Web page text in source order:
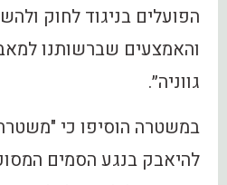
הפועלים בניגוד לחוק
והאמצעים שברשותנו
גווניה״.
במשטרה הוסיפו כי
להיאבק בנגע הסמים